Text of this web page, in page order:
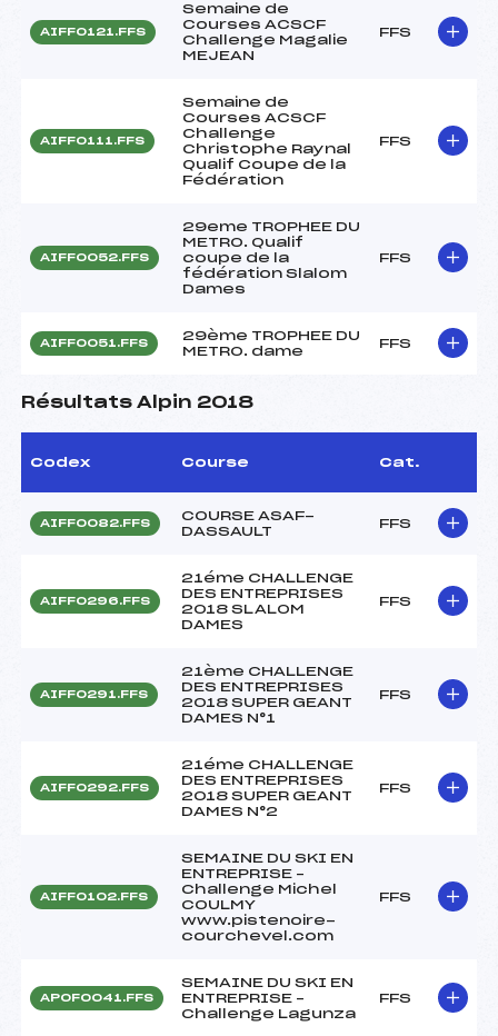
AIFF0121.FFS
Semaine de
Courses ACSCF
Challenge Magalie
MEJEAN
FFS
AIFF0111.FFS
Semaine de
Courses ACSCF
Challenge
Christophe Raynal
Qualif Coupe de la
Fédération
FFS
AIFF0052.FFS
29eme TROPHEE DU
METRO. Qualif
coupe de la
fédération Slalom
Dames
FFS
AIFF0051.FFS
29ème TROPHEE DU
METRO. dame
FFS
Résultats Alpin 2018
Codex Course Cat.
AIFF0082.FFS
COURSE ASAF-
DASSAULT
FFS
AIFF0296.FFS
21éme CHALLENGE
DES ENTREPRISES
2018 SLALOM
DAMES
FFS
AIFF0291.FFS
21ème CHALLENGE
DES ENTREPRISES
2018 SUPER GEANT
DAMES N°1
FFS
AIFF0292.FFS
21éme CHALLENGE
DES ENTREPRISES
2018 SUPER GEANT
DAMES N°2
FFS
AIFF0102.FFS
SEMAINE DU SKI EN
ENTREPRISE –
Challenge Michel
COULMY
www.pistenoire-
courchevel.com
FFS
APOF0041.FFS
SEMAINE DU SKI EN
ENTREPRISE –
Challenge Lagunza
FFS